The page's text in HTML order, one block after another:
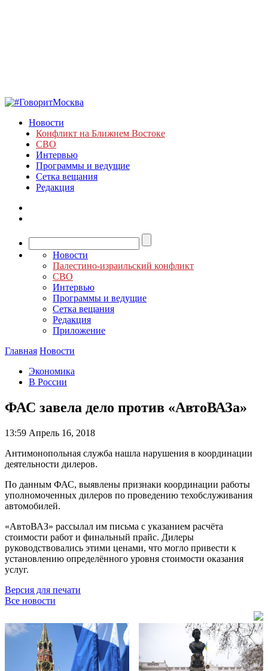
Новости
Конфликт на Ближнем Востоке
СВО
Интервью
Программы и ведущие
Сетка вещания
Редакция
Новости
Палестино-израильский конфликт
СВО
Интервью
Программы и ведущие
Сетка вещания
Редакция
Приложение
Главная Новости
Экономика
В России
ФАС завела дело против «АвтоВАЗа»
13:59 Апрель 16, 2018
Антимонопольная служба нашла нарушения в координации
деятельности дилеров.
По данным ФАС, выявлены признаки координации работы
уполномоченных дилеров по проведению техобслуживания
автомобилей.
«АвтоВАЗ» рассылал им письма с указанием расчёта
стоимости работ и финальный прайс. Дилеры
руководствовались этими ценами, что могло привести к
установлению определённого уровня стоимости оказания
услуг.
Версия для печати
Все новости